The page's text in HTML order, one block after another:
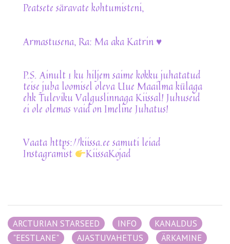
Peatsete säravate kohtumisteni,
Armastusena, Ra: Ma aka Katrin ♥️
P.S. Ainult 1 ku hiljem saime kokku juhatatud
teise juba loomisel oleva Uue Maailma külaga
ehk Tuleviku Valguslinnaga Kiissal! Juhuseid
ei ole olemas vaid on Imeline Juhatus!
Vaata https://kiissa.ee samuti leiad
Instagramist KiissaKojad
ARCTURIAN STARSEED INFO
KANALDUS
"EESTLANE"
AJASTUVAHETUS
ÄRKAMINE